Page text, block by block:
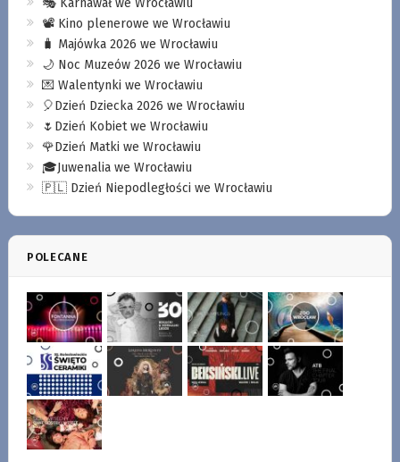
📽️ Kino plenerowe we Wrocławiu
🧳 Majówka 2026 we Wrocławiu
🌙 Noc Muzeów 2026 we Wrocławiu
💌 Walentynki we Wrocławiu
🎈Dzień Dziecka 2026 we Wrocławiu
🌷Dzień Kobiet we Wrocławiu
🌹Dzień Matki we Wrocławiu
🎓Juwenalia we Wrocławiu
🇵🇱 Dzień Niepodległości we Wrocławiu
POLECANE